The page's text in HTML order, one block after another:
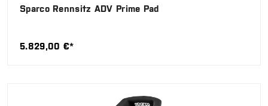
Sparco Rennsitz ADV Prime Pad
5.829,00 €*